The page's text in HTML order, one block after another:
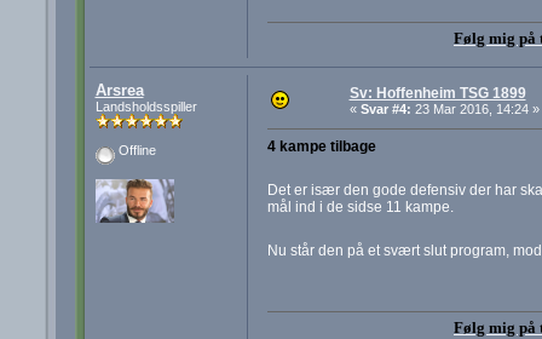
Følg mig på
Arsrea
Landsholdsspiller
Offline
Sv: Hoffenheim TSG 1899
« Svar #4: 23 Mar 2016, 14:24 »
4 kampe tilbage
Det er især den gode defensiv der har
mål ind i de sidse 11 kampe.
Nu står den på et svært slut program,
Følg mig på